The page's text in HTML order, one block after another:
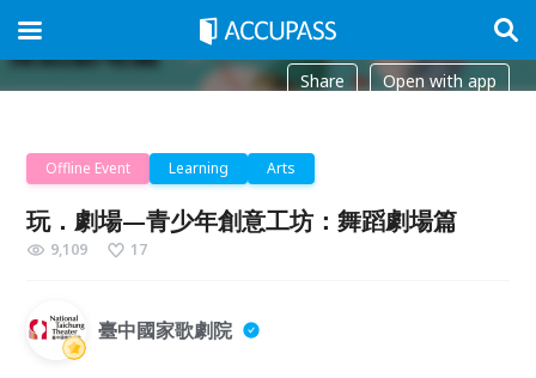
Share Open with app
Offline Event Learning Arts
玩．劇場—青少年創意工坊：舞蹈劇場篇
9,109 17
臺中國家歌劇院